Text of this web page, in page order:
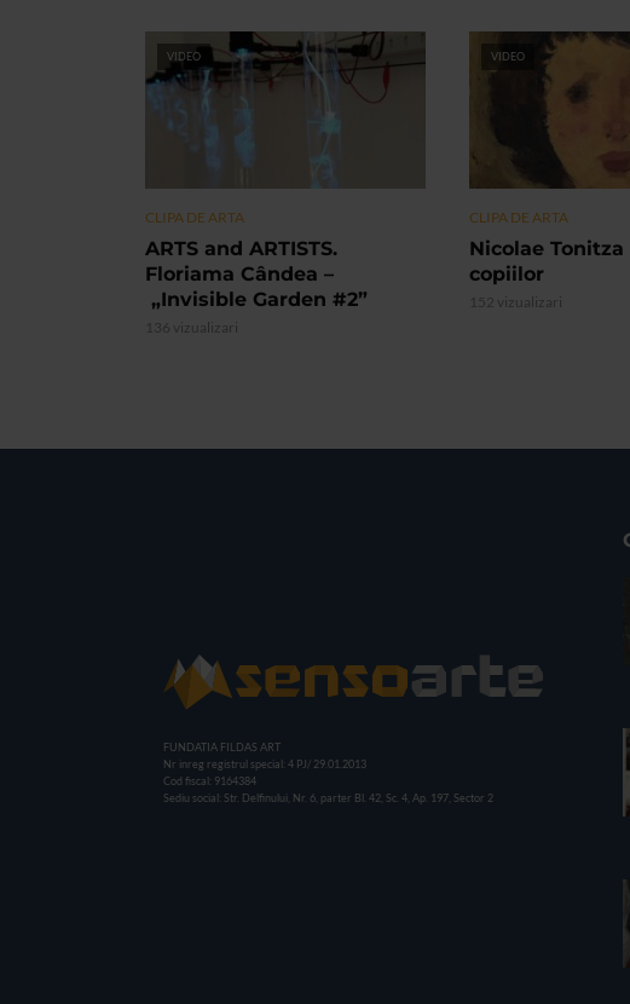
VIDEO
CLIPA DE ARTA
ARTS and ARTISTS.
Floriama Cândea –
„Invisible Garden #2”
136 vizualizari
VIDEO
CLIPA DE ARTA
Nicolae Tonitza
copiilor
152 vizualizari
FUNDATIA FILDAS ART
Nr inreg registrul special: 4 PJ/ 29.01.2013
Cod fiscal: 9164384
Sediu social: Str. Delfinului, Nr. 6, parter Bl. 42, Sc. 4, Ap. 197, Sector 2